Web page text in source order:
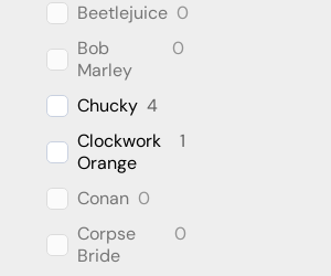
Beetlejuice 0
Bob
Marley
0
Chucky 4
Clockwork
Orange
1
Conan 0
Corpse
Bride
0